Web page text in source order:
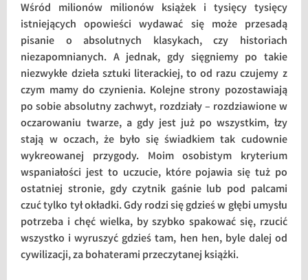
Wśród milionów milionów książek i tysięcy tysięcy
istniejących opowieści wydawać się może przesadą
pisanie o absolutnych klasykach, czy historiach
niezapomnianych. A jednak, gdy sięgniemy po takie
niezwykłe dzieła sztuki literackiej, to od razu czujemy z
czym mamy do czynienia. Kolejne strony pozostawiają
po sobie absolutny zachwyt, rozdziały – rozdziawione w
oczarowaniu twarze, a gdy jest już po wszystkim, łzy
stają w oczach, że było się świadkiem tak cudownie
wykreowanej przygody. Moim osobistym kryterium
wspaniałości jest to uczucie, które pojawia się tuż po
ostatniej stronie, gdy czytnik gaśnie lub pod palcami
czuć tylko tył okładki. Gdy rodzi się gdzieś w głębi umysłu
potrzeba i chęć wielka, by szybko spakować się, rzucić
wszystko i wyruszyć gdzieś tam, hen hen, byle dalej od
cywilizacji, za bohaterami przeczytanej książki.